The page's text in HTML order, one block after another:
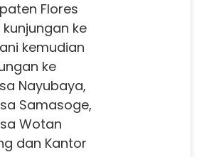
Flores
ke
kemudian
ke
Nayubaya,
Samasoge,
Wotan
dan Kantor